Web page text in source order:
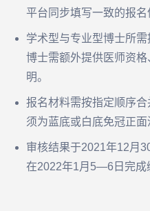
平台同步填写一致的报名
学术型与专业型博士所
博士需额外提供医师资
明。
报名材料需按指定顺序
须为蓝底或白底免冠正面
审核结果于2021年12月
在2022年1月5—6日完成